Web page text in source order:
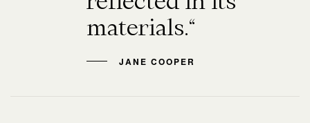
materials.“
JANE COOPER